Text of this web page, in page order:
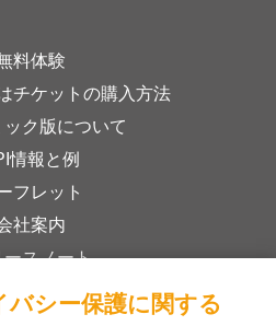
料体験
チケットの購入方法
ク版について
情報と例
フレット
社案内
ースノート
インストア
シー保護に関する